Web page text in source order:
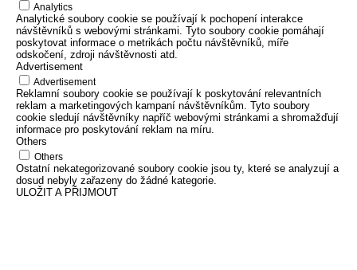
Analytics
Analytické soubory cookie se používají k pochopení interakce
návštěvníků s webovými stránkami. Tyto soubory cookie pomáhají
poskytovat informace o metrikách počtu návštěvníků, míře
odskočení, zdroji návštěvnosti atd.
Advertisement
Advertisement
Reklamní soubory cookie se používají k poskytování relevantních
reklam a marketingových kampaní návštěvníkům. Tyto soubory
cookie sledují návštěvníky napříč webovými stránkami a shromažďují
informace pro poskytování reklam na míru.
Others
Others
Ostatní nekategorizované soubory cookie jsou ty, které se analyzují a
dosud nebyly zařazeny do žádné kategorie.
ULOŽIT A PŘIJMOUT